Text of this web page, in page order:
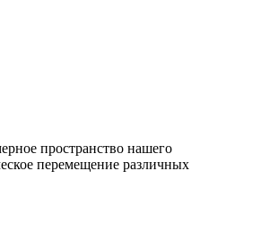
пространство нашего
перемещение различных